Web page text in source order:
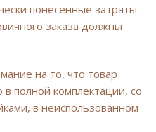
понесенные затраты
заказа должны
на то, что товар
полной комплектации, со
в неиспользованном